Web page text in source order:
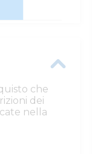
che
dei
nella